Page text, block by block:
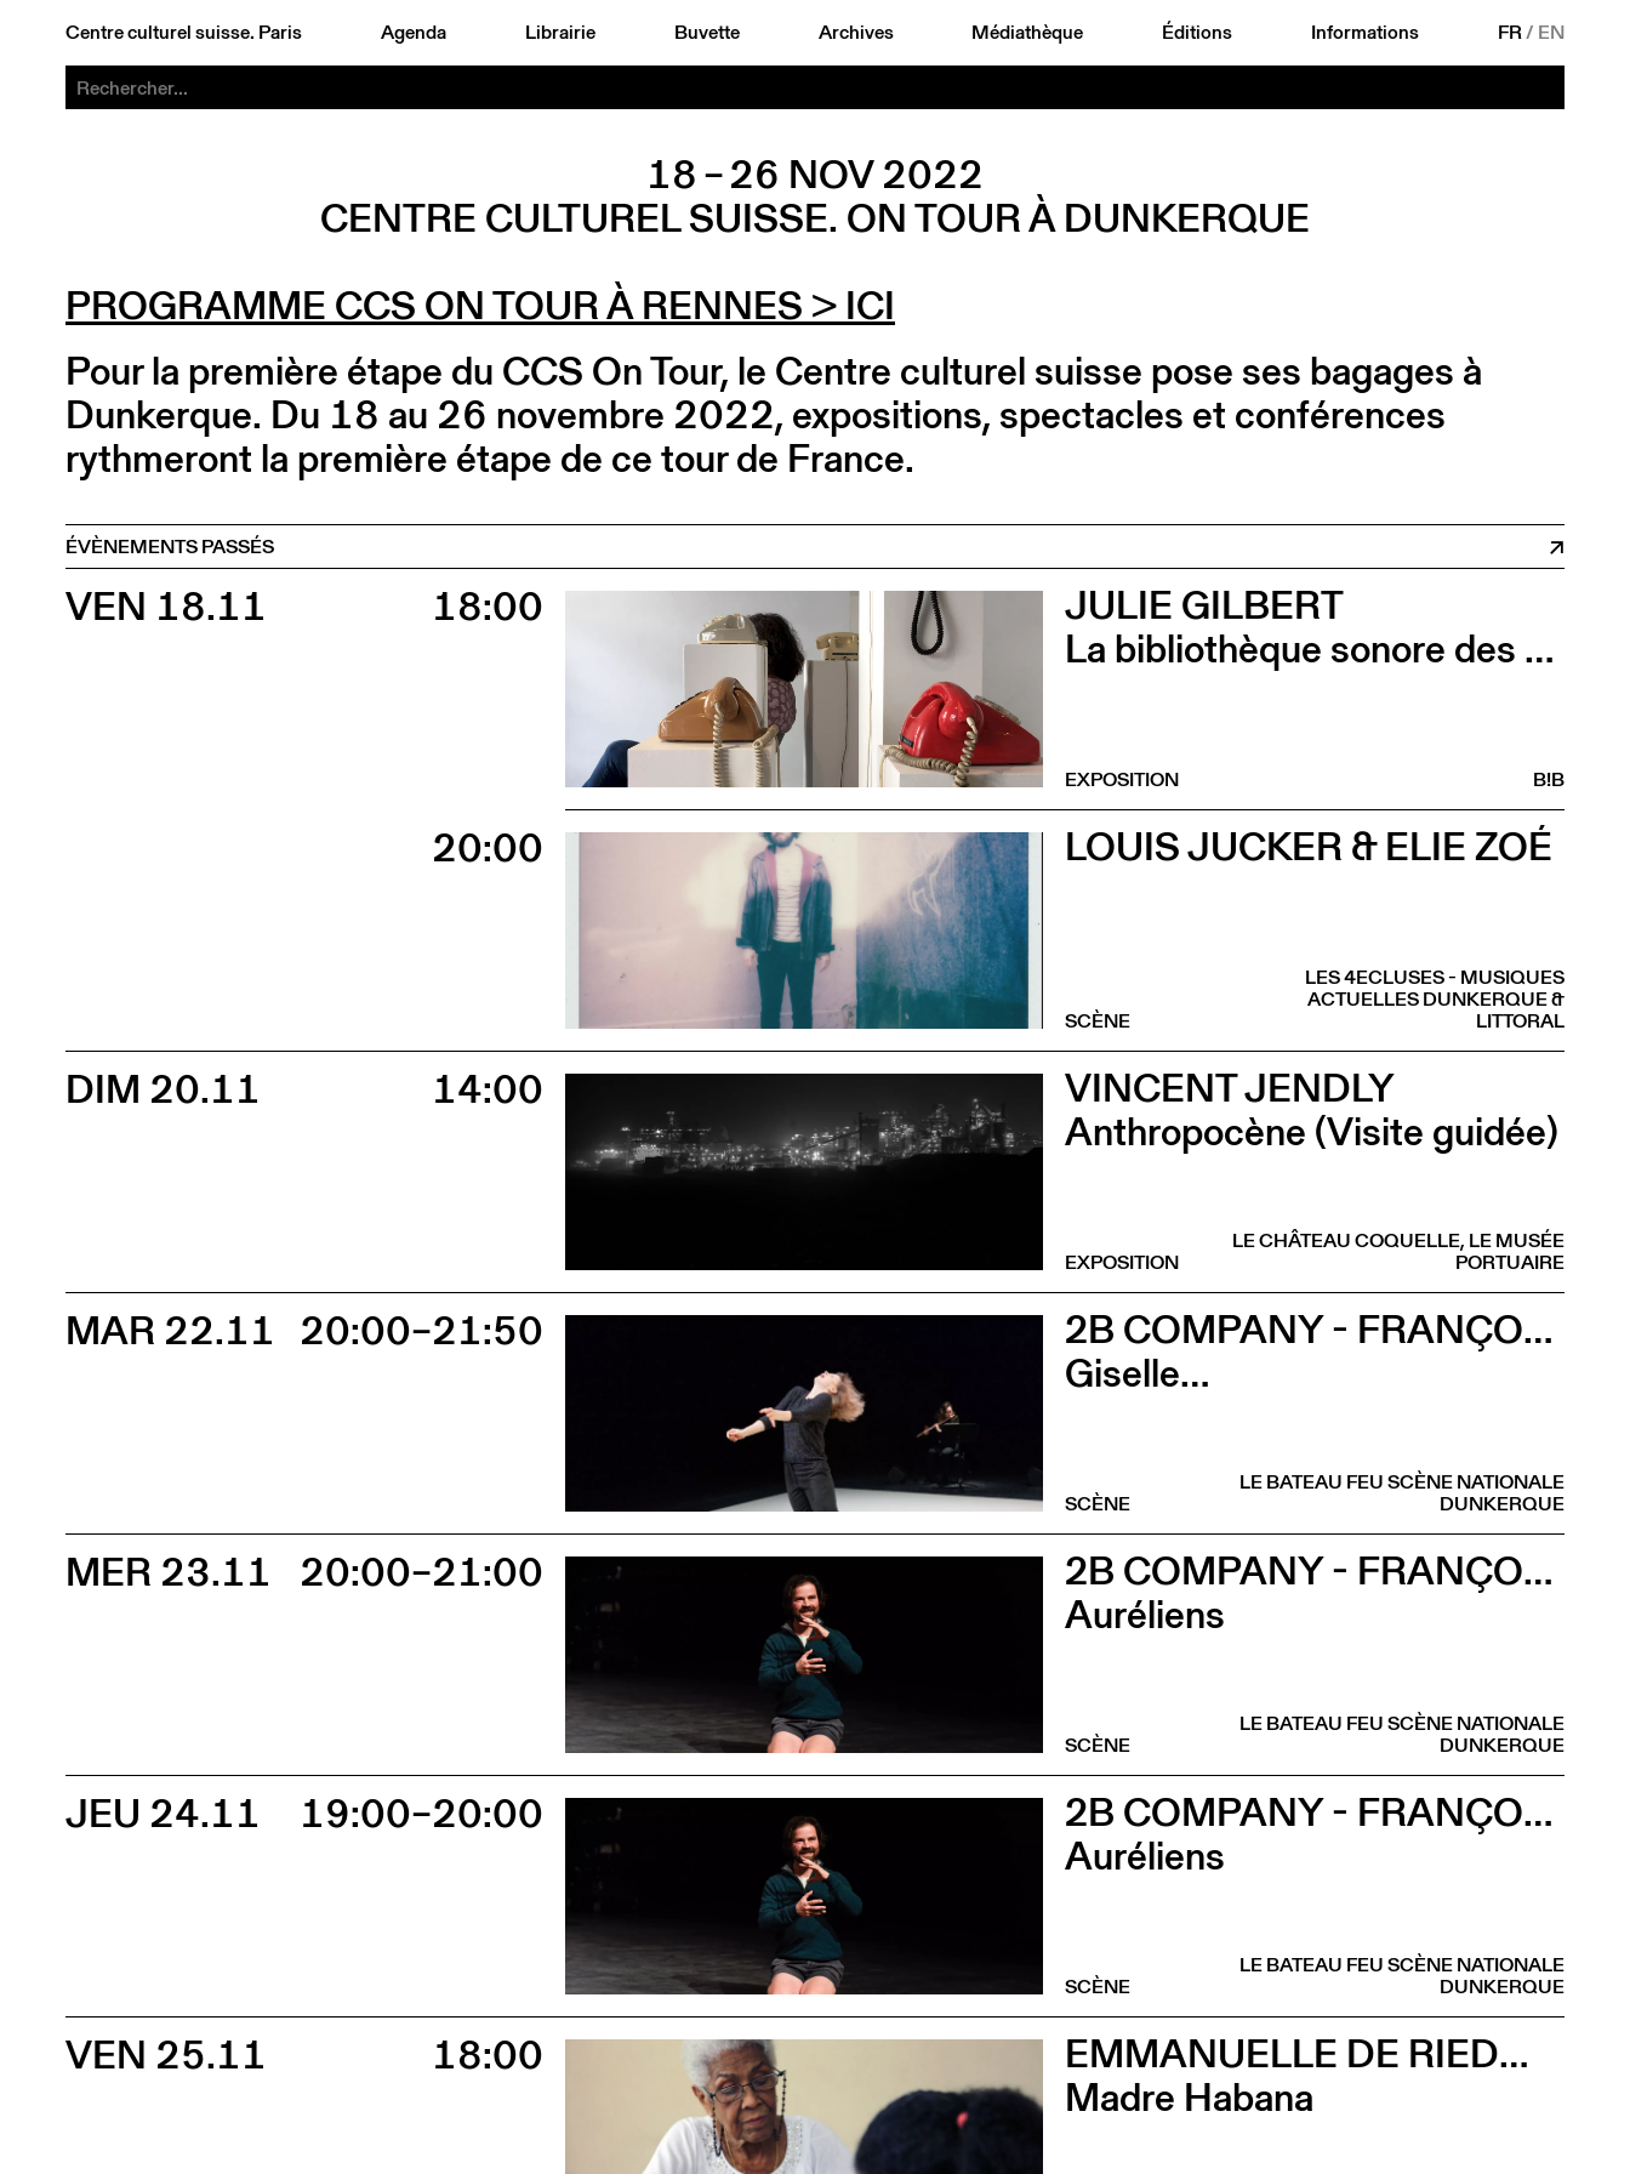
Centre culturel suisse. Paris Agenda Librairie Buvette Archives Médiathèque Éditions Informations FR/ EN
18 – 26 NOV 2022
CENTRE CULTUREL SUISSE. ON TOUR À DUNKERQUE
PROGRAMME CCS ON TOUR À RENNES > ICI
Pour la première étape du CCS On Tour, le Centre culturel suisse pose ses bagages à
Dunkerque. Du 18 au 26 novembre 2022, expositions, spectacles et conférences
rythmeront la première étape de ce tour de France.
ÉVÈNEMENTS PASSÉS
VEN 18.11 18:00
JULIE GILBERT
La bibliothèque sonore des femmes (Vernissage)
B!B
EXPOSITION
20:00 LOUIS JUCKER & ELIE ZOÉ
LES 4ECLUSES - MUSIQUES
ACTUELLES DUNKERQUE &
LITTORAL
SCÈNE
DIM 20.11 14:00
VINCENT JENDLY
Anthropocène (Visite guidée)
LE CHÂTEAU COQUELLE, LE MUSÉE
PORTUAIRE
EXPOSITION
MAR 22.11 20:00–21:50
2B COMPANY - FRANÇOIS GREMAUD
Giselle…
LE BATEAU FEU SCÈNE NATIONALE
DUNKERQUE
SCÈNE
MER 23.11 20:00–21:00
2B COMPANY - FRANÇOIS GREMAUD
Auréliens
LE BATEAU FEU SCÈNE NATIONALE
DUNKERQUE
SCÈNE
JEU 24.11 19:00–20:00
2B COMPANY - FRANÇOIS GREMAUD
Auréliens
LE BATEAU FEU SCÈNE NATIONALE
DUNKERQUE
SCÈNE
VEN 25.11 18:00
EMMANUELLE DE RIEDMATTEN
Madre Habana